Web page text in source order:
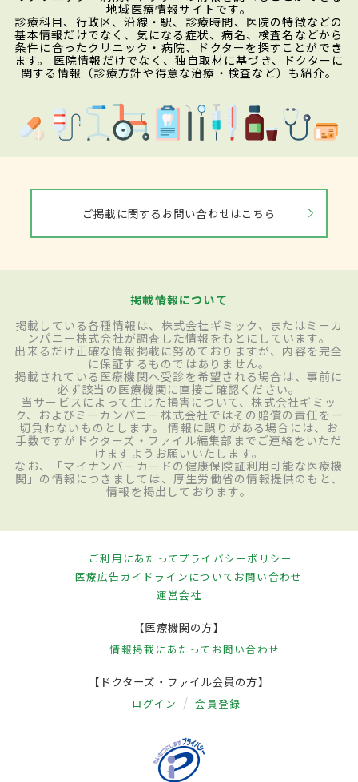
地域医療情報サイトです。
診療科目、行政区、沿線・駅、診療時間、医院の特徴などの
基本情報だけでなく、気になる症状、病名、検査名などから
条件に合ったクリニック・病院、ドクターを探すことができ
ます。 医院情報だけでなく、独自取材に基づき、ドクターに
関する情報（診療方針や得意な治療・検査など）も紹介。
ご掲載に関するお問い合わせはこちら
掲載情報について
掲載している各種情報は、株式会社ギミック、またはミーカ
ンパニー株式会社が調査した情報をもとにしています。
出来るだけ正確な情報掲載に努めておりますが、内容を完全
に保証するものではありません。
掲載されている医療機関へ受診を希望される場合は、事前に
必ず該当の医療機関に直接ご確認ください。
当サービスによって生じた損害について、株式会社ギミッ
ク、およびミーカンパニー株式会社ではその賠償の責任を一
切負わないものとします。 情報に誤りがある場合には、お
手数ですがドクターズ・ファイル編集部までご連絡をいただ
けますようお願いいたします。
なお、「マイナンバーカードの健康保険証利用可能な医療機
関」の情報につきましては、厚生労働省の情報提供のもと、
情報を掲出しております。
ご利用にあたってプライバシーポリシー
医療広告ガイドラインについてお問い合わせ
運営会社
【医療機関の方】
情報掲載にあたって お問い合わせ
【ドクターズ・ファイル会員の方】
ログイン 会員登録